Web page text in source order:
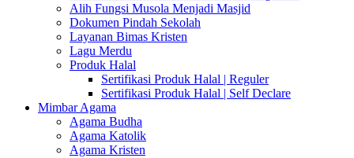
Alih Fungsi Musola Menjadi Masjid
Dokumen Pindah Sekolah
Layanan Bimas Kristen
Lagu Merdu
Produk Halal
Sertifikasi Produk Halal | Reguler
Sertifikasi Produk Halal | Self Declare
Mimbar Agama
Agama Budha
Agama Katolik
Agama Kristen